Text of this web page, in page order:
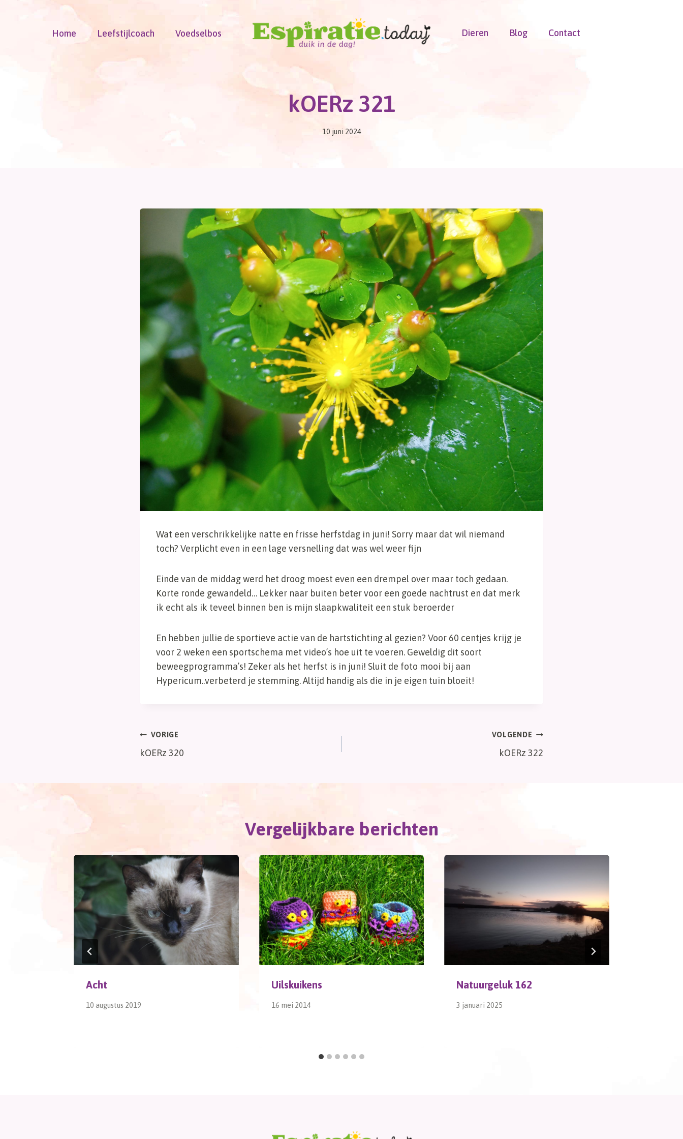
Home Leefstijlcoach Voedselbos Dieren Blog Contact
kOERz 321
10 juni 2024
Wat een verschrikkelijke natte en frisse herfstdag in juni! Sorry maar dat wil niemand
toch? Verplicht even in een lage versnelling dat was wel weer fijn
Einde van de middag werd het droog moest even een drempel over maar toch gedaan.
Korte ronde gewandeld… Lekker naar buiten beter voor een goede nachtrust en dat merk
ik echt als ik teveel binnen ben is mijn slaapkwaliteit een stuk beroerder
En hebben jullie de sportieve actie van de hartstichting al gezien? Voor 60 centjes krijg je
voor 2 weken een sportschema met video’s hoe uit te voeren. Geweldig dit soort
beweegprogramma’s! Zeker als het herfst is in juni! Sluit de foto mooi bij aan
Hypericum..verbeterd je stemming. Altijd handig als die in je eigen tuin bloeit!
Bericht
VORIGE
kOERz 320
VOLGENDE
kOERz 322
Vergelijkbare berichten
Acht
10 augustus 2019
Uilskuikens
16 mei 2014
Natuurgeluk 162
3 januari 2025